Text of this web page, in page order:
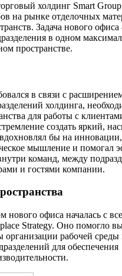
холдинг Smart
на рынке отделочных
Задача нового
в одном
пространстве.
в связи с
холдинга,
для работы с
создать яркий,
бы на инновации,
мышление и помогал
команд, между
и гостями компании.
нового офиса началась с
Strategy. Оно помогло
рабочей среды
для обеспечения